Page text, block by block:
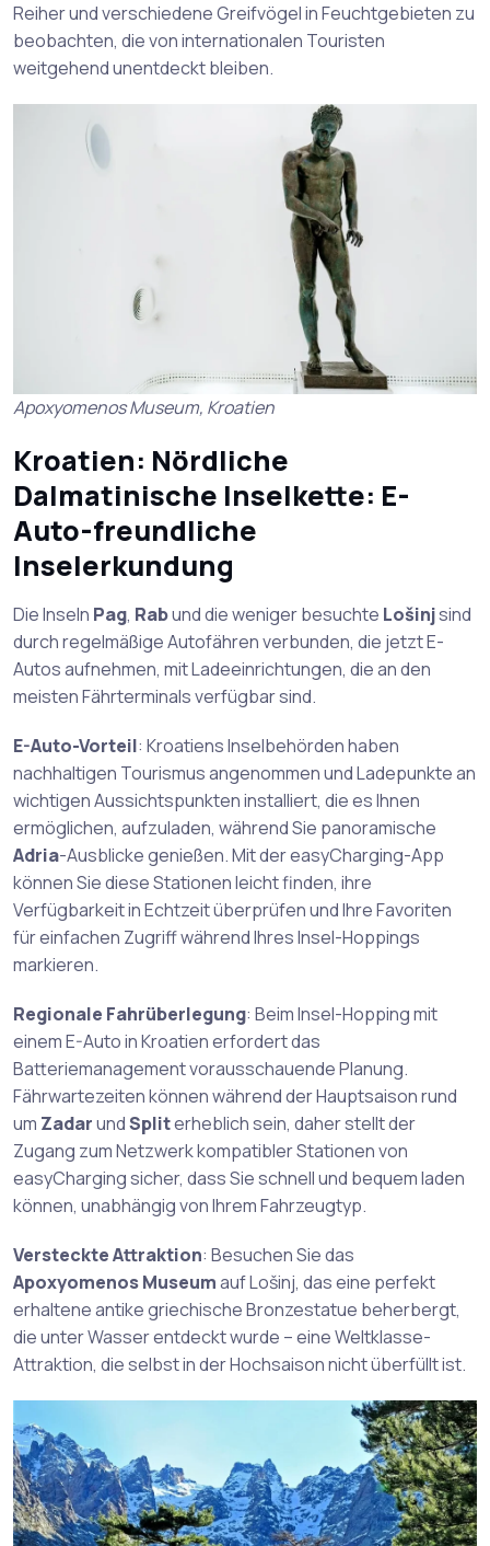
Reiher und verschiedene Greifvögel in Feuchtgebieten zu
beobachten, die von internationalen Touristen
weitgehend unentdeckt bleiben.
Apoxyomenos Museum, Kroatien
Kroatien: Nördliche
Dalmatinische Inselkette: E-
Auto-freundliche
Inselerkundung
Die Inseln Pag, Rabund die weniger besuchte Lošinjsind
durch regelmäßige Autofähren verbunden, die jetzt E-
Autos aufnehmen, mit Ladeeinrichtungen, die an den
meisten Fährterminals verfügbar sind.
E-Auto-Vorteil: Kroatiens Inselbehörden haben
nachhaltigen Tourismus angenommen und Ladepunkte an
wichtigen Aussichtspunkten installiert, die es Ihnen
ermöglichen, aufzuladen, während Sie panoramische
Adria-Ausblicke genießen. Mit der easyCharging-App
können Sie diese Stationen leicht finden, ihre
Verfügbarkeit in Echtzeit überprüfen und Ihre Favoriten
für einfachen Zugriff während Ihres Insel-Hoppings
markieren.
Regionale Fahrüberlegung: Beim Insel-Hopping mit
einem E-Auto in Kroatien erfordert das
Batteriemanagement vorausschauende Planung.
Fährwartezeiten können während der Hauptsaison rund
um ZadarundSpliterheblich sein, daher stellt der
Zugang zum Netzwerk kompatibler Stationen von
easyCharging sicher, dass Sie schnell und bequem laden
können, unabhängig von Ihrem Fahrzeugtyp.
Versteckte Attraktion: Besuchen Sie das
Apoxyomenos Museumauf Lošinj, das eine perfekt
erhaltene antike griechische Bronzestatue beherbergt,
die unter Wasser entdeckt wurde – eine Weltklasse-
Attraktion, die selbst in der Hochsaison nicht überfüllt ist.